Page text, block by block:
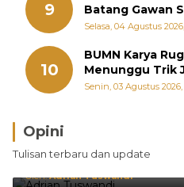
9
Batang Gawan
Rolanda
Selasa, 04 Agustus
10
BUMN Karya
Menunggu Trik
Senin, 03 Agustus
Opini
Tulisan terbaru dan update
Brasil Lebih
Punya Cara Membuat
Oleh:Adrian Tuswandi